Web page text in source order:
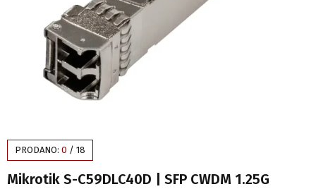
PRODANO: 0 / 18
Mikrotik S-C59DLC40D | SFP CWDM 1.25G